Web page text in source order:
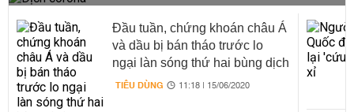
Đầu tuần, chứng khoán châu Á
và dầu bị bán tháo trước lo
ngại làn sóng thứ hai bùng dịch
Covid-19
TIÊU DÙNG 11:18 | 15/06/2020